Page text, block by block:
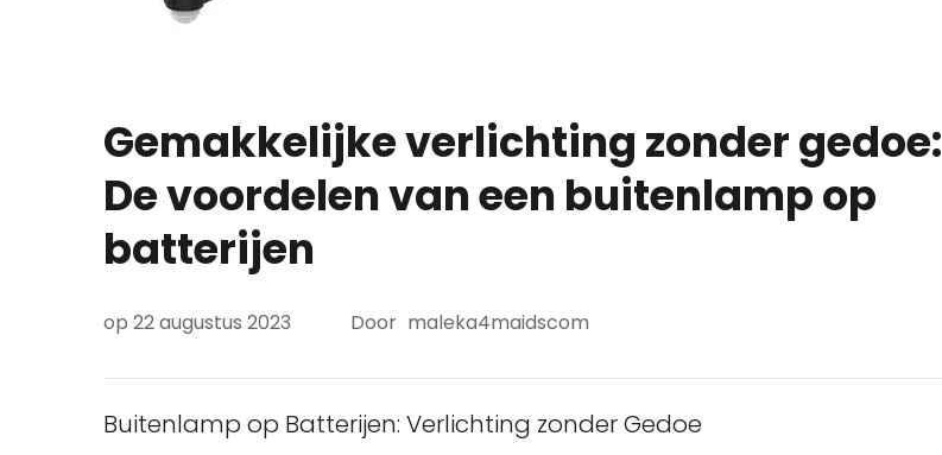
Gemakkelijke verlichting zonder gedoe:
De voordelen van een buitenlamp op
batterijen
op 22 augustus 2023 Door maleka4maidscom
Buitenlamp op Batterijen: Verlichting zonder Gedoe